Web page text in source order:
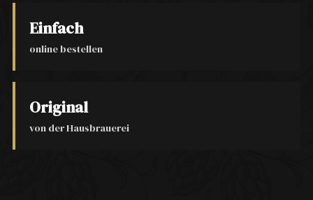
Einfach
online bestellen
Original
von der Hausbrauerei